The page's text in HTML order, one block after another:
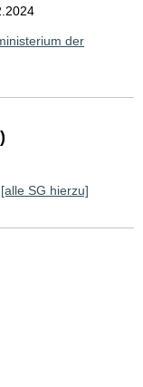
der
[alle SG hierzu]